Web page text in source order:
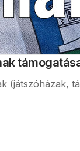
(játszóházak,